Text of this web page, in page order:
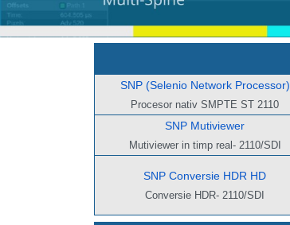
SNP (Selenio Network Processor)
Procesor nativ SMPTE ST 2110
SNP Mutiviewer
Mutiviewer in timp real- 2110/SDI
SNP Conversie HDR HD
Conversie HDR- 2110/SDI